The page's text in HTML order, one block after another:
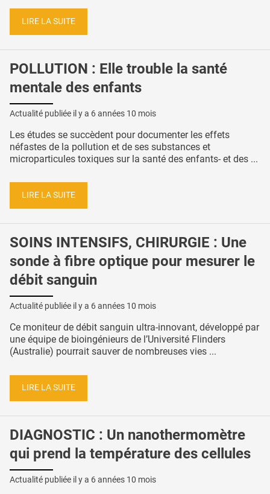
LIRE LA SUITE
POLLUTION : Elle trouble la santé
mentale des enfants
Actualité publiée il y a 6 années 10 mois
Les études se succèdent pour documenter les effets
néfastes de la pollution et de ses substances et
microparticules toxiques sur la santé des enfants- et des ...
LIRE LA SUITE
SOINS INTENSIFS, CHIRURGIE : Une
sonde à fibre optique pour mesurer le
débit sanguin
Actualité publiée il y a 6 années 10 mois
Ce moniteur de débit sanguin ultra-innovant, développé par
une équipe de bioingénieurs de l’Université Flinders
(Australie) pourrait sauver de nombreuses vies ...
LIRE LA SUITE
DIAGNOSTIC : Un nanothermomètre
qui prend la température des cellules
Actualité publiée il y a 6 années 10 mois